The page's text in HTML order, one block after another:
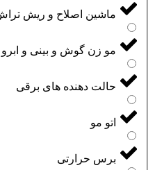
ماشین اصلاح و ریش
مو زن گوش و بینی و ابرو
حالت دهنده های برقی
اتو مو
برس حرارتی